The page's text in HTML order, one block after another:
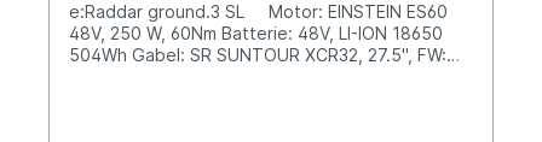
e:Raddar ground.3 SL Motor: EINSTEIN ES60
48V, 250 W, 60Nm Batterie: 48V, LI-ION 18650
504Wh Gabel: SR SUNTOUR XCR32, 27.5", FW: